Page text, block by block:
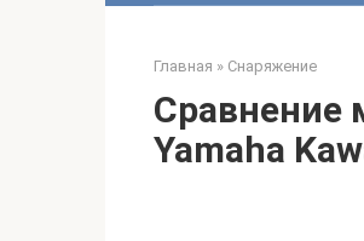
Главная » Снаряжение
Сравнение
Yamaha